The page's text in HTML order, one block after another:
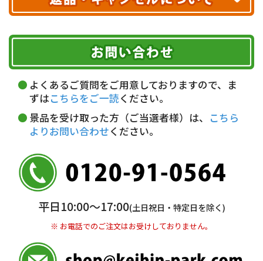
ヤマト運輸
お届け可能時間帯
午前中 14～16時
16～18時
18～20時
19～21時 指定なし
代金引換(現金のみ)
5,000円未満…330円(税込)
銀行振込(前払い)
普通 7263489
＜口座名＞ カ）ディースタイル
※ 振込み手数料お客様ご負担。
期限を含むルール（条件）や、お客様にご負担い
ただく費用がございます。
詳しくはこちら▶
よくあるご質問をご用意しておりますので、ま
ずはこちらをご一読ください。
景品を受け取った方（ご当選者様）は、
こちら
よりお問い合わせください。
平日10:00〜17:00(土日祝日・特定日を除く)
※ お電話でのご注文はお受けしておりません。